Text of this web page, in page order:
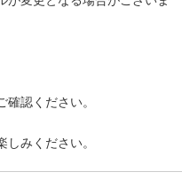
認ください。
みください。